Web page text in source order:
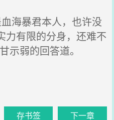
海暴君本人，也许没
力有限的分身，还难不
示弱的回答道。
存书签 下一章